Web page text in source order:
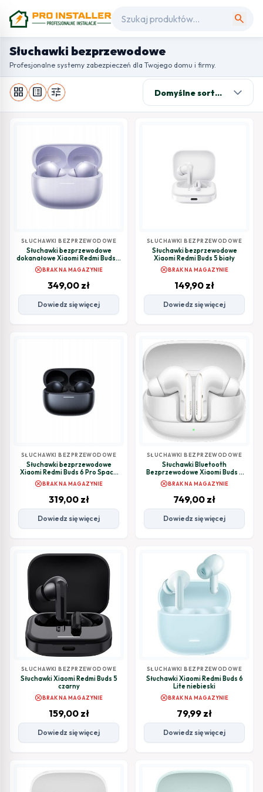
search
Słuchawki bezprzewodowe
Profesjonalne systemy zabezpieczeń dla Twojego domu i firmy.
grid_view list_alt tune
SŁUCHAWKI BEZPRZEWODOWE
Słuchawki bezprzewodowe
dokanałowe Xiaomi Redmi Buds 6
Pro Lavender Purple
cancelBRAK NA MAGAZYNIE
349,00 zł
Dowiedz się więcej
SŁUCHAWKI BEZPRZEWODOWE
Słuchawki bezprzewodowe
Xiaomi Redmi Buds 5 biały
cancelBRAK NA MAGAZYNIE
149,90 zł
Dowiedz się więcej
SŁUCHAWKI BEZPRZEWODOWE
Słuchawki bezprzewodowe
Xiaomi Redmi Buds 6 Pro Space
cancelBRAK NA MAGAZYNIE
319,00 zł
Dowiedz się więcej
SŁUCHAWKI BEZPRZEWODOWE
Słuchawki Bluetooth
Bezprzewodowe Xiaomi Buds 5
Pro BT Ceramic White
cancelBRAK NA MAGAZYNIE
749,00 zł
Dowiedz się więcej
SŁUCHAWKI BEZPRZEWODOWE
Słuchawki Xiaomi Redmi Buds 5
czarny
cancelBRAK NA MAGAZYNIE
159,00 zł
Dowiedz się więcej
SŁUCHAWKI BEZPRZEWODOWE
Słuchawki Xiaomi Redmi Buds 6
Lite niebieski
cancelBRAK NA MAGAZYNIE
79,99 zł
Dowiedz się więcej